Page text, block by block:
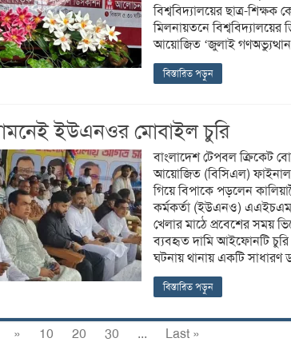
বিশ্ববিদ্যালয়ের ছাত্র-শিক্ষক
মিলনায়তনে বিশ্ববিদ্যালয়ের
আয়োজিত ‘জুলাই
বিস্তারিত পড়ুন
ইউএনওর মোবাইল চুরি
বাংলাদেশ টেপবল ক্রিকেট
আয়োজিত (বিসিএল)
গিয়ে বিপাকে পড়লেন
কর্মকর্তা (ইউএনও)
খেলার মাঠে প্রবেশের সময়
ব্যবহৃত দামি আইফোনটি চুরি
ঘটনায় থানায় একটি সাধারণ
বিস্তারিত পড়ুন
» 10 20 30 ... Last »